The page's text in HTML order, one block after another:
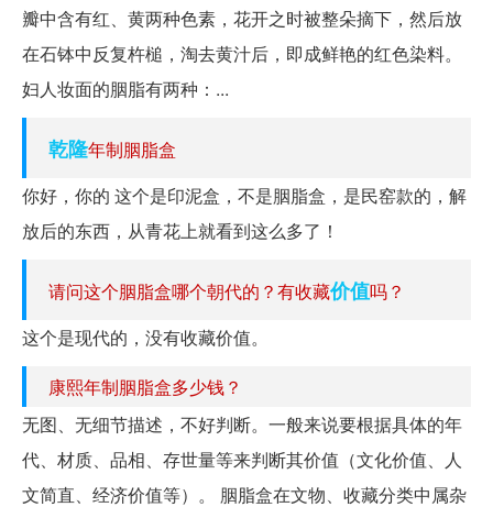
瓣中含有红、黄两种色素，花开之时被整朵摘下，然后放
在石钵中反复杵槌，淘去黄汁后，即成鲜艳的红色染料。
妇人妆面的胭脂有两种：...
乾隆年制胭脂盒
你好，你的 这个是印泥盒，不是胭脂盒，是民窑款的，解
放后的东西，从青花上就看到这么多了！
请问这个胭脂盒哪个朝代的？有收藏价值吗？
这个是现代的，没有收藏价值。
康熙年制胭脂盒多少钱？
无图、无细节描述，不好判断。一般来说要根据具体的年
代、材质、品相、存世量等来判断其价值（文化价值、人
文简直、经济价值等）。 胭脂盒在文物、收藏分类中属杂